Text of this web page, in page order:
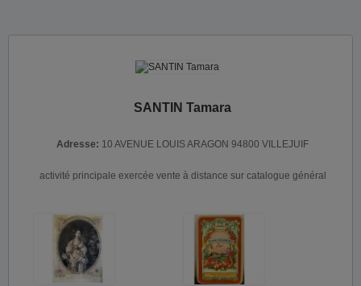
SANTIN Tamara
Adresse: 10 AVENUE LOUIS ARAGON 94800 VILLEJUIF
activité principale exercée vente à distance sur catalogue général